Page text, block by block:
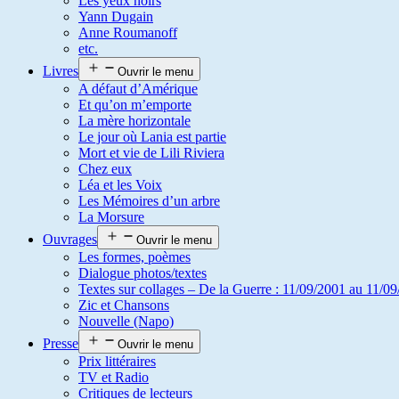
Yann Dugain
Anne Roumanoff
etc.
Livres
Ouvrir le menu
A défaut d’Amérique
Et qu’on m’emporte
La mère horizontale
Le jour où Lania est partie
Mort et vie de Lili Riviera
Chez eux
Léa et les Voix
Les Mémoires d’un arbre
La Morsure
Ouvrages
Ouvrir le menu
Les formes, poèmes
Dialogue photos/textes
Textes sur collages – De la Guerre : 11/09/2001 au 11/
Zic et Chansons
Nouvelle (Napo)
Presse
Ouvrir le menu
Prix littéraires
TV et Radio
Critiques de lecteurs